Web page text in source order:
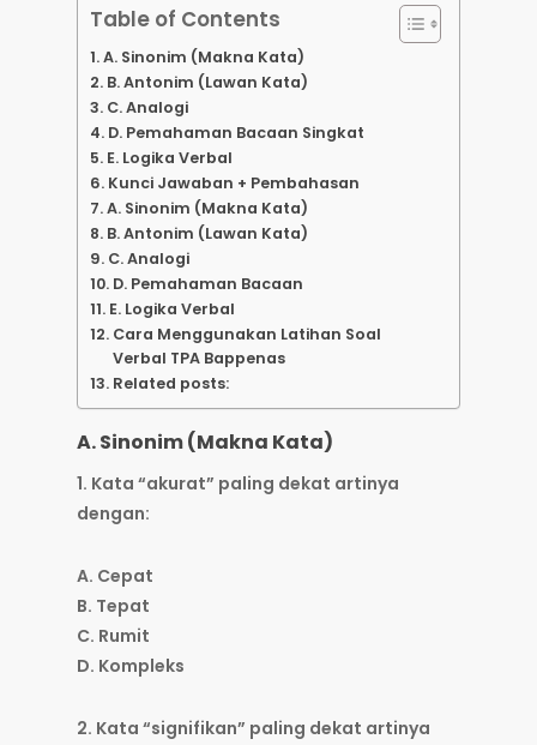
Table of Contents
A. Sinonim (Makna Kata)
B. Antonim (Lawan Kata)
C. Analogi
D. Pemahaman Bacaan Singkat
E. Logika Verbal
Kunci Jawaban + Pembahasan
A. Sinonim (Makna Kata)
B. Antonim (Lawan Kata)
C. Analogi
D. Pemahaman Bacaan
E. Logika Verbal
Cara Menggunakan Latihan Soal
Verbal TPA Bappenas
Related posts:
A. Sinonim (Makna Kata)
1. Kata “akurat” paling dekat artinya
dengan:
A. Cepat
B. Tepat
C. Rumit
D. Kompleks
2. Kata “signifikan” paling dekat artinya